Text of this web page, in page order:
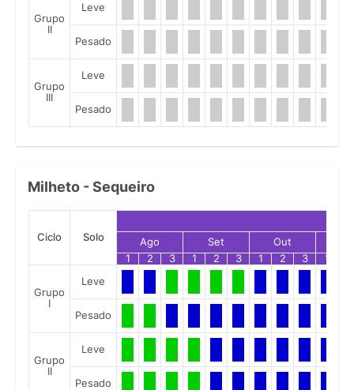
Grupo
II
Leve
Pesado
Grupo
III
Leve
Pesado
Milheto - Sequeiro
Ciclo Solo Ago Set Out
1
2 3 1 2 3 1 2 3 1
Grupo
I
Leve
Pesado
Grupo
II
Leve
Pesado